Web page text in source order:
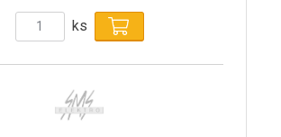
ks